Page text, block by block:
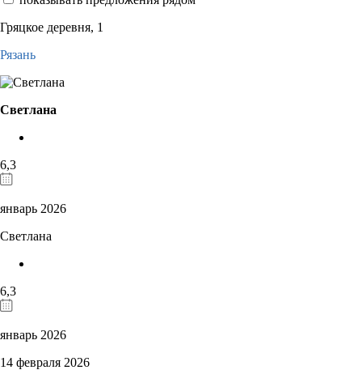
Гряцкое деревня, 1
Рязань
Светлана
6,3
январь 2026
Светлана
6,3
январь 2026
14 февраля 2026